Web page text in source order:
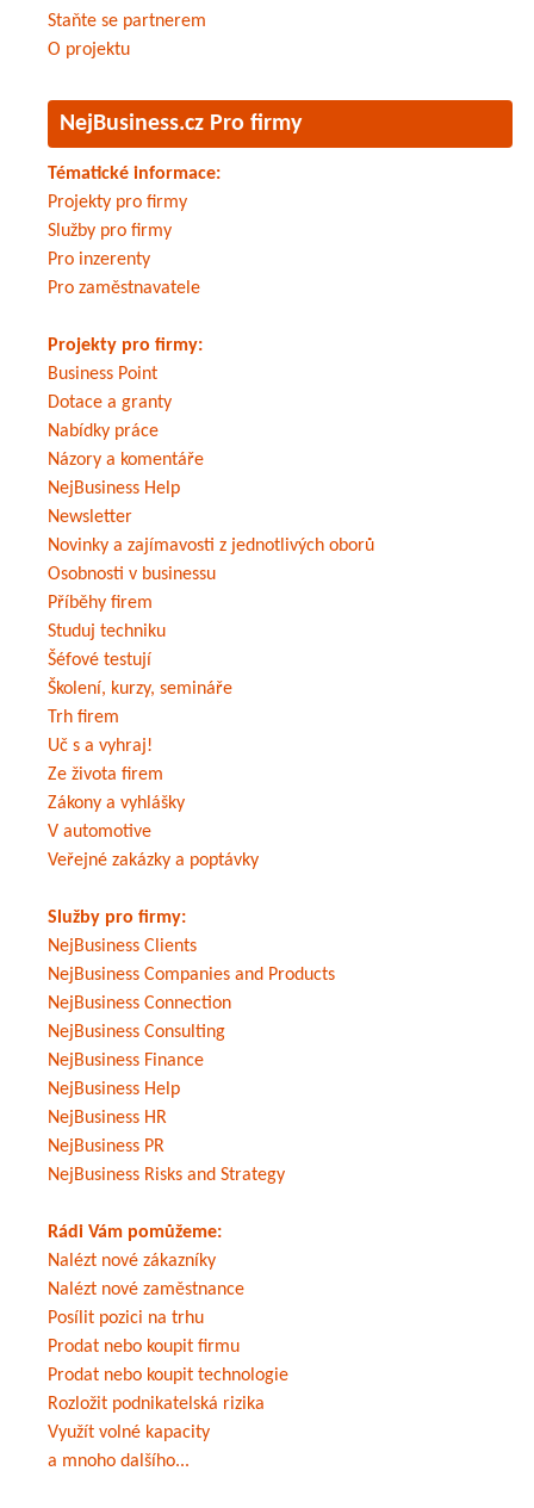
Staňte se partnerem
O projektu
NejBusiness.cz Pro firmy
Tématické informace:
Projekty pro firmy
Služby pro firmy
Pro inzerenty
Pro zaměstnavatele
Projekty pro firmy:
Business Point
Dotace a granty
Nabídky práce
Názory a komentáře
NejBusiness Help
Newsletter
Novinky a zajímavosti z jednotlivých oborů
Osobnosti v businessu
Příběhy firem
Studuj techniku
Šéfové testují
Školení, kurzy, semináře
Trh firem
Uč s a vyhraj!
Ze života firem
Zákony a vyhlášky
V automotive
Veřejné zakázky a poptávky
Služby pro firmy:
NejBusiness Clients
NejBusiness Companies and Products
NejBusiness Connection
NejBusiness Consulting
NejBusiness Finance
NejBusiness Help
NejBusiness HR
NejBusiness PR
NejBusiness Risks and Strategy
Rádi Vám pomůžeme:
Nalézt nové zákazníky
Nalézt nové zaměstnance
Posílit pozici na trhu
Prodat nebo koupit firmu
Prodat nebo koupit technologie
Rozložit podnikatelská rizika
Využít volné kapacity
a mnoho dalšího...